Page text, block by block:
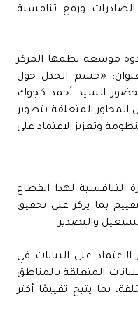
الصادرات ورفع تنافسية
موسعة نظمها المركز
«حسم الجدل حول
السيد أحمد كجوك
المتعلقة بتطوير
وتعزيز الاعتماد على
التنافسية لهذا القطاع
بما يركز على تحقيق
والتصدير.
على البيانات في
المتعلقة بالمناطق
بما يتيح تقييمًا أكثر